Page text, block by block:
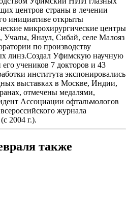
центров страны в лечении
инициативе открыты
микрохирургические центры
Учалы, Янаул, Сибай, селе Малояз
по производству
линз.Создал Уфимскую научную
учеников 7 докторов и 43
института экспонировались
выставках в Москве, Индии,
отмечены медалями,
Ассоциации офтальмологов
журнала
2004 г.).
также